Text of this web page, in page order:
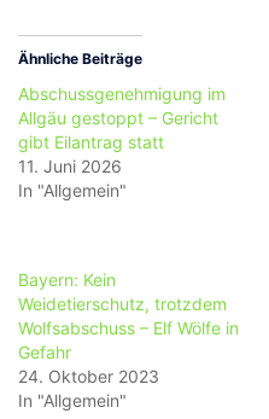
Ähnliche Beiträge
Abschussgenehmigung im
Allgäu gestoppt – Gericht
gibt Eilantrag statt
11. Juni 2026
In "Allgemein"
Bayern: Kein
Weidetierschutz, trotzdem
Wolfsabschuss – Elf Wölfe in
Gefahr
24. Oktober 2023
In "Allgemein"